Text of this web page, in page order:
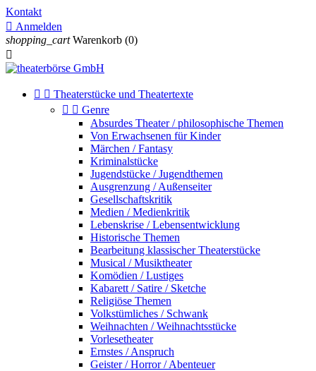
Kontakt
 Anmelden
shopping_cart Warenkorb (0)

  Theaterstücke und Theatertexte
  Genre
Absurdes Theater / philosophische Themen
Von Erwachsenen für Kinder
Märchen / Fantasy
Kriminalstücke
Jugendstücke / Jugendthemen
Ausgrenzung / Außenseiter
Gesellschaftskritik
Medien / Medienkritik
Lebenskrise / Lebensentwicklung
Historische Themen
Bearbeitung klassischer Theaterstücke
Musical / Musiktheater
Komödien / Lustiges
Kabarett / Satire / Sketche
Religiöse Themen
Volkstümliches / Schwank
Weihnachten / Weihnachtsstücke
Vorlesetheater
Ernstes / Anspruch
Geister / Horror / Abenteuer